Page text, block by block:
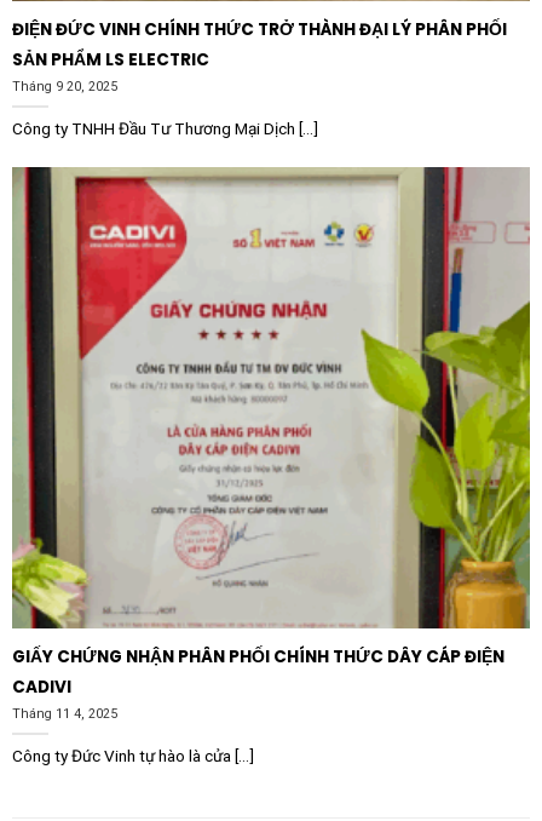
ĐIỆN ĐỨC VINH CHÍNH THỨC TRỞ THÀNH ĐẠI LÝ PHÂN PHỐI
SẢN PHẨM LS ELECTRIC
Tháng 9 20, 2025
Công ty TNHH Đầu Tư Thương Mại Dịch [...]
GIẤY CHỨNG NHẬN PHÂN PHỐI CHÍNH THỨC DÂY CÁP ĐIỆN
CADIVI
Tháng 11 4, 2025
Công ty Đức Vinh tự hào là cửa [...]